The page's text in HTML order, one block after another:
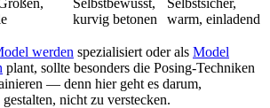
kurvig betonen
warm, einladend
werden spezialisiert oder als Model
plant, sollte besonders die Posing-Techniken
— denn hier geht es darum,
nicht zu verstecken.